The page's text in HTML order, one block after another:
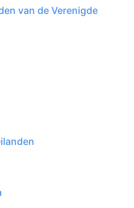
van de Verenigde